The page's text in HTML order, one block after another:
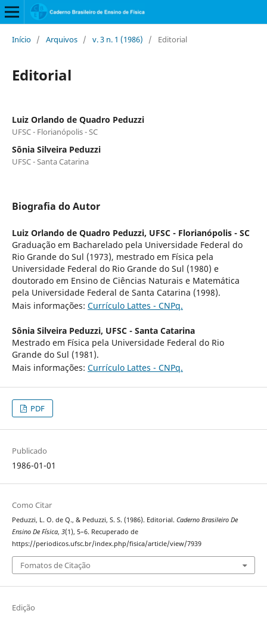
Início / Arquivos / v. 3 n. 1 (1986) / Editorial
Editorial
Luiz Orlando de Quadro Peduzzi
UFSC - Florianópolis - SC
Sônia Silveira Peduzzi
UFSC - Santa Catarina
Biografia do Autor
Luiz Orlando de Quadro Peduzzi, UFSC - Florianópolis - SC
Graduação em Bacharelado pela Universidade Federal do
Rio Grande do Sul (1973), mestrado em Física pela
Universidade Federal do Rio Grande do Sul (1980) e
doutorado em Ensino de Ciências Naturais e Matemática
pela Universidade Federal de Santa Catarina (1998).
Mais informações: Currículo Lattes - CNPq.
Sônia Silveira Peduzzi, UFSC - Santa Catarina
Mestrado em Física pela Universidade Federal do Rio
Grande do Sul (1981).
Mais informações: Currículo Lattes - CNPq.
PDF
Publicado
1986-01-01
Como Citar
Peduzzi, L. O. de Q., & Peduzzi, S. S. (1986). Editorial. Caderno Brasileiro De
Ensino De Física, 3(1), 5–6. Recuperado de
https://periodicos.ufsc.br/index.php/fisica/article/view/7939
Fomatos de Citação
Edição